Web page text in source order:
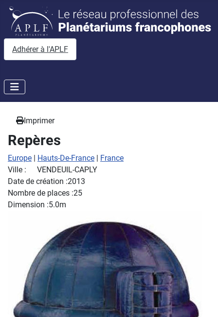
Adhérer à l'APLF
Imprimer
Repères
Europe | Hauts-De-France | France
Ville :
VENDEUIL-CAPLY
Date de création :2013
Nombre de places :25
Dimension :5.0m